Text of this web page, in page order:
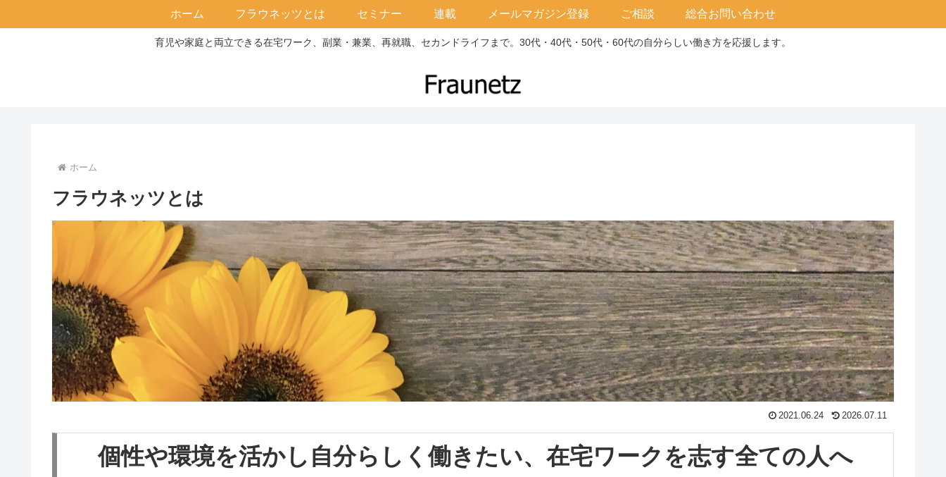
育児や家庭と両立できる在宅ワーク、副業・兼業、再就職、セカンドライフまで。30代・40代・50代・60代の自分らしい働き方を応援します。
ホーム フラウネッツとは セミナー 連載 メールマガジン登録 ご相談 総合お問い合わせ
ホーム
フラウネッツとは
2021.06.24 2026.07.11
個性や環境を活かし自分らしく働きたい、在宅ワークを志す全ての人へ